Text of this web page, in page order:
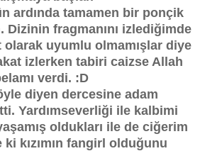
ardında tamamen bir ponçik
Dizinin fragmanını izlediğimde
olarak uyumlu olmamışlar diye
izlerken tabiri caizse Allah
verdi. :D
diyen dercesine adam
Yardımseverliği ile kalbimi
oldukları ile de ciğerim
ki kızımın fangirl olduğunu